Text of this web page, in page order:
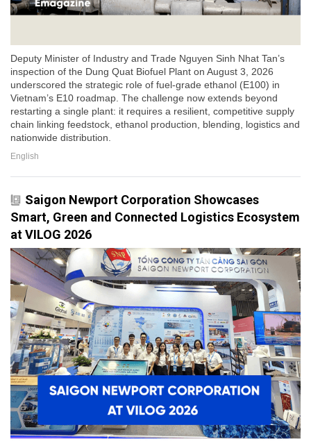
Deputy Minister of Industry and Trade Nguyen Sinh Nhat Tan’s
inspection of the Dung Quat Biofuel Plant on August 3, 2026
underscored the strategic role of fuel-grade ethanol (E100) in
Vietnam’s E10 roadmap. The challenge now extends beyond
restarting a single plant: it requires a resilient, competitive supply
chain linking feedstock, ethanol production, blending, logistics and
nationwide distribution.
English
Saigon Newport Corporation Showcases
Smart, Green and Connected Logistics Ecosystem
at VILOG 2026